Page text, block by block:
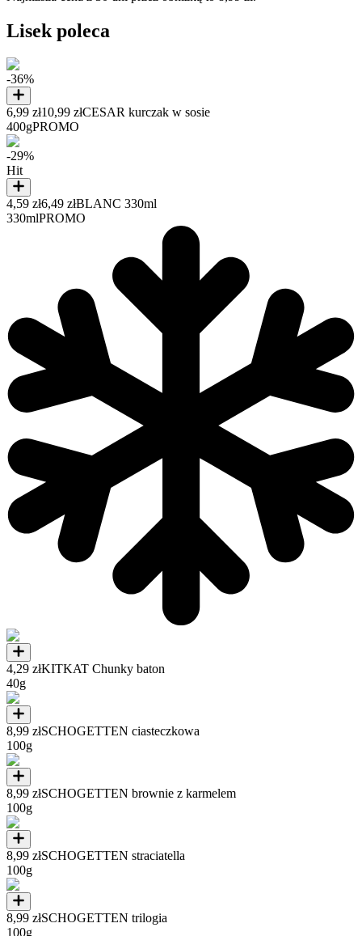
Lisek poleca
-36%
6,99 zł10,99 złCESAR kurczak w sosie
400gPROMO
-29%
Hit
4,59 zł6,49 złBLANC 330ml
330mlPROMO
4,29 złKITKAT Chunky baton
40g
8,99 złSCHOGETTEN ciasteczkowa
100g
8,99 złSCHOGETTEN brownie z karmelem
100g
8,99 złSCHOGETTEN straciatella
100g
8,99 złSCHOGETTEN trilogia
100g